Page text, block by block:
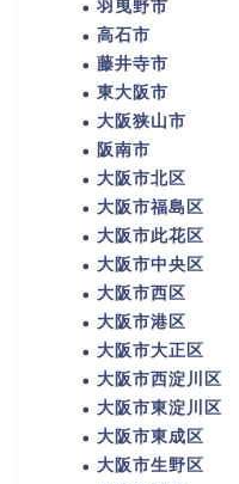
羽曳野市
高石市
藤井寺市
東大阪市
大阪狭山市
阪南市
大阪市北区
大阪市福島区
大阪市此花区
大阪市中央区
大阪市西区
大阪市港区
大阪市大正区
大阪市西淀川区
大阪市東淀川区
大阪市東成区
大阪市生野区